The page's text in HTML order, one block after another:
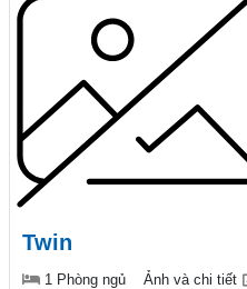
Twin
1 Phòng ngủ Ảnh và chi tiết